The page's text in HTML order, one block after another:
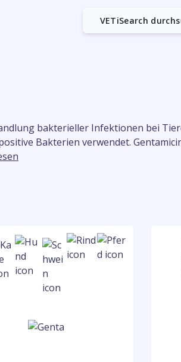
VETiSearch
bakterieller Infektionen bei
Bakterien verwendet.